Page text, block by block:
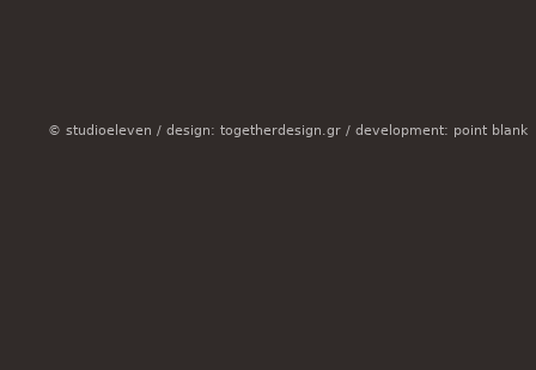
© studioeleven / design: togetherdesign.gr / development: point blank